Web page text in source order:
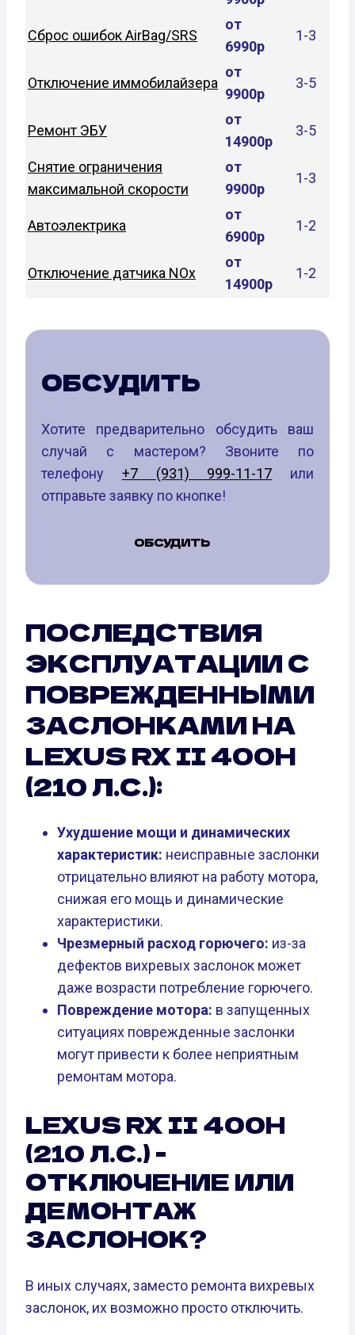
Сброс ошибок AirBag/SRS
от
6990р
1-3
Отключение иммобилайзера
от
9900р
3-5
Ремонт ЭБУ
от
14900р
3-5
Снятие ограничения
максимальной скорости
от
9900р
1-3
Автоэлектрика
от
6900р
1-2
Отключение датчика NOx
от
14900р
1-2
ОБСУДИТЬ
Хотите предварительно обсудить ваш
случай с мастером? Звоните по
телефону +7 (931) 999-11-17 или
отправьте заявку по кнопке!
ОБСУДИТЬ
ПОСЛЕДСТВИЯ
ЭКСПЛУАТАЦИИ С
ПОВРЕЖДЕННЫМИ
ЗАСЛОНКАМИ НА
LEXUS RX II 400H
(210 Л.С.):
Ухудшение мощи и динамических
характеристик: неисправные заслонки
отрицательно влияют на работу мотора,
снижая его мощь и динамические
характеристики.
Чрезмерный расход горючего: из-за
дефектов вихревых заслонок может
даже возрасти потребление горючего.
Повреждение мотора: в запущенных
ситуациях поврежденные заслонки
могут привести к более неприятным
ремонтам мотора.
LEXUS RX II 400H
(210 Л.С.) -
ОТКЛЮЧЕНИЕ ИЛИ
ДЕМОНТАЖ
ЗАСЛОНОК?
В иных случаях, заместо ремонта вихревых
заслонок, их возможно просто отключить.